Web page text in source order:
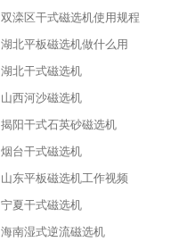
双滦区干式磁选机使用规程
湖北平板磁选机做什么用
湖北干式磁选机
山西河沙磁选机
揭阳干式石英砂磁选机
烟台干式磁选机
山东平板磁选机工作视频
宁夏干式磁选机
海南湿式逆流磁选机